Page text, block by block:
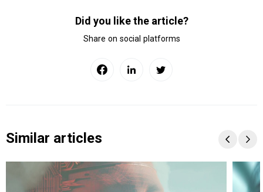
Did you like the article?
Share on social platforms
Similar articles